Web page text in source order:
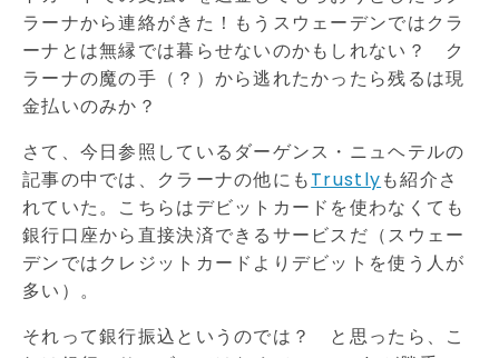
ラーナから連絡がきた！もうスウェーデンではクラ
ーナとは無縁では暮らせないのかもしれない？ ク
ラーナの魔の手（？）から逃れたかったら残るは現
金払いのみか？
さて、今日参照しているダーゲンス・ニュヘテルの
記事の中では、クラーナの他にもTrustlyも紹介さ
れていた。こちらはデビットカードを使わなくても
銀行口座から直接決済できるサービスだ（スウェー
デンではクレジットカードよりデビットを使う人が
多い）。
それって銀行振込というのでは？ と思ったら、こ